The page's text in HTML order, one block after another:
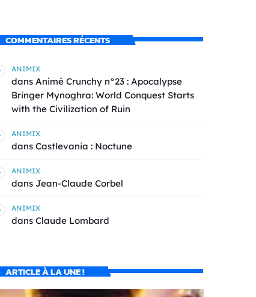
COMMENTAIRES RÉCENTS
ANIMIX
dans Animé Crunchy n°23 : Apocalypse
Bringer Mynoghra: World Conquest Starts
with the Civilization of Ruin
ANIMIX
dans Castlevania : Noctune
ANIMIX
dans Jean-Claude Corbel
ANIMIX
dans Claude Lombard
ARTICLE À LA UNE !